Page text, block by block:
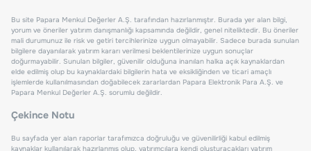
Bu site Papara Menkul Değerler A.Ş. tarafından hazırlanmıştır. Burada yer alan bilgi,
yorum ve öneriler yatırım danışmanlığı kapsamında değildir, genel niteliktedir. Bu öneriler
mali durumunuz ile risk ve getiri tercihlerinize uygun olmayabilir. Sadece burada sunulan
bilgilere dayanılarak yatırım kararı verilmesi beklentilerinize uygun sonuçlar
doğurmayabilir. Sunulan bilgiler, güvenilir olduğuna inanılan halka açık kaynaklardan
elde edilmiş olup bu kaynaklardaki bilgilerin hata ve eksikliğinden ve ticari amaçlı
işlemlerde kullanılmasından doğabilecek zararlardan Papara Elektronik Para A.Ş. ve
Papara Menkul Değerler A.Ş. sorumlu değildir.
Çekince Notu
Bu sayfada yer alan raporlar tarafımızca doğruluğu ve güvenilirliği kabul edilmiş
kaynaklar kullanılarak hazırlanmış olup, yatırımcılara kendi oluşturacakları yatırım